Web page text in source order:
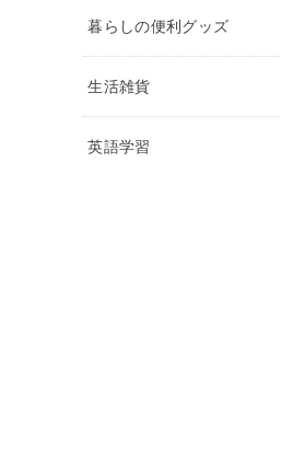
暮らしの便利グッズ
生活雑貨
英語学習